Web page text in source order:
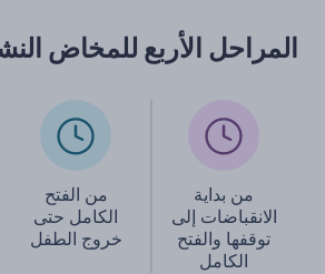
المراحل الأربع للمخاض
من بداية
الانقباضات إلى
توقفها والفتح
الكامل
من الفتح
الكامل حتى
خروج الطفل